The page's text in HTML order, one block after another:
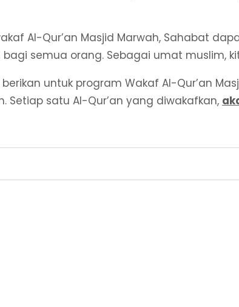
Al-Qur’an Masjid Marwah, Sahabat
bagi semua orang. Sebagai umat muslim,
untuk program Wakaf Al-Qur’an
Setiap satu Al-Qur’an yang diwakafkan,